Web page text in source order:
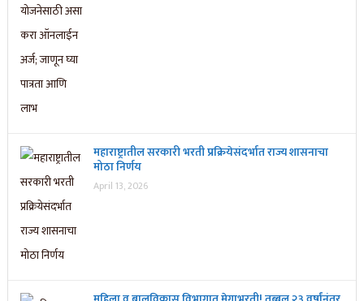
महाराष्ट्रातील सरकारी भरती प्रक्रियेसंदर्भात राज्य शासनाचा
मोठा निर्णय
April 13, 2026